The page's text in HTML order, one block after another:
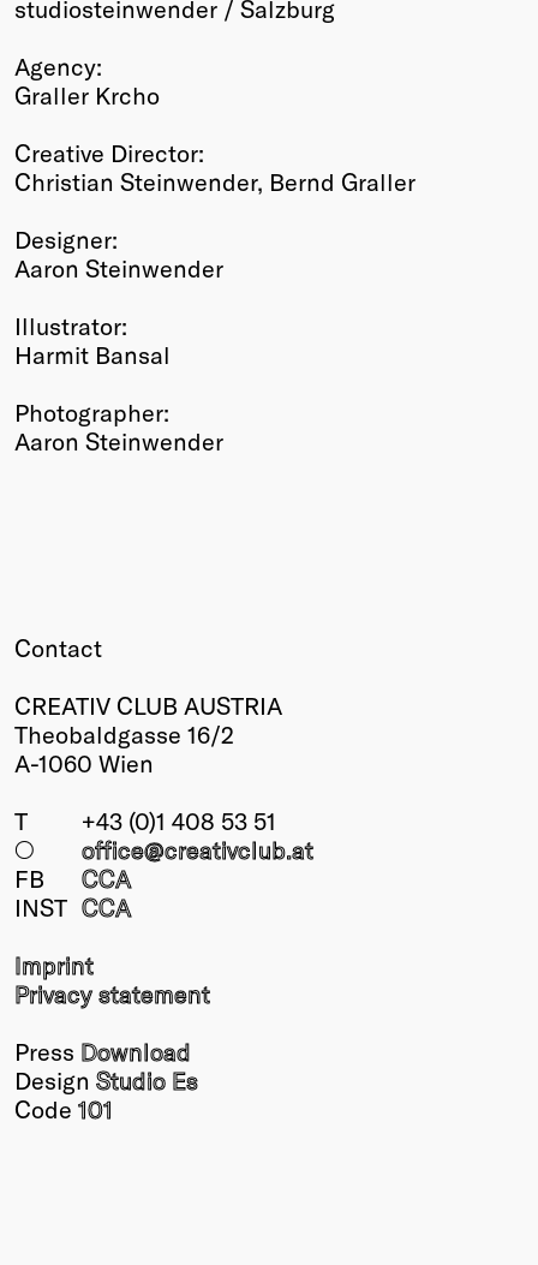
studiosteinwender / Salzburg
Agency:
Graller Krcho
Creative Director:
Christian Steinwender, Bernd Graller
Designer:
Aaron Steinwender
Illustrator:
Harmit Bansal
Photographer:
Aaron Steinwender
Contact
CREATIV CLUB AUSTRIA
Theobaldgasse 16/2
A-1060 Wien
T
+43 (0)1 408 53 51
○
office@creativclub.at
FB
CCA
INST CCA
Imprint
Privacy statement
Press Download
Design Studio Es
Code 101